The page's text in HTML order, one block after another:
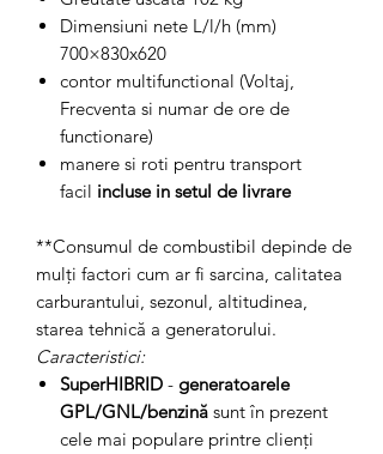
Dimensiuni nete L/l/h (mm)
700×830x620
contor multifunctional (Voltaj,
Frecventa si numar de ore de
functionare)
manere si roti pentru transport
facil incluse in setul de livrare
**Consumul de combustibil depinde de
mulți factori cum ar fi sarcina, calitatea
carburantului, sezonul, altitudinea,
starea tehnică a generatorului.
Caracteristici:
SuperHIBRID - generatoarele
GPL/GNL/benzină sunt în prezent
cele mai populare printre clienți